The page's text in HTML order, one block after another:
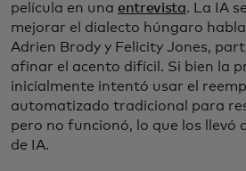
película en una entrevista. La IA
mejorar el dialecto húngaro
Adrien Brody y Felicity Jones,
afinar el acento difícil. Si bien la
inicialmente intentó usar el
automatizado tradicional para
pero no funcionó, lo que los llevó
de IA.